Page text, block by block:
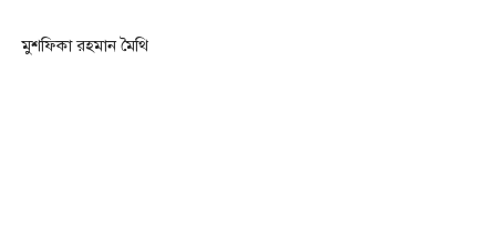
মুশফিকা রহমান মৈথি